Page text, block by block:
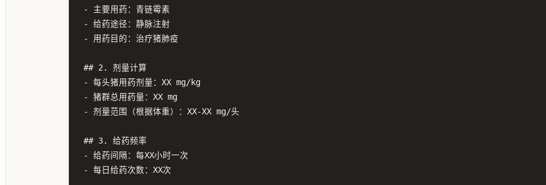
- 主要用药：青链霉素
- 给药途径：静脉注射
- 用药目的：治疗猪肺疫
## 2. 剂量计算
- 每头猪用药剂量：XX mg/kg
- 猪群总用药量：XX mg
- 剂量范围（根据体重）：XX-XX mg/头
## 3. 给药频率
- 给药间隔：每XX小时一次
- 每日给药次数：XX次